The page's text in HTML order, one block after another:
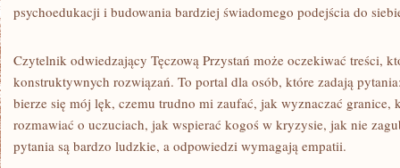
psychoedukacji i budowania bardziej świadomego podejścia do
Czytelnik odwiedzający Tęczową Przystań może oczekiwać treści,
konstruktywnych rozwiązań. To portal dla osób, które zadają
bierze się mój lęk, czemu trudno mi zaufać, jak wyznaczać granice,
rozmawiać o uczuciach, jak wspierać kogoś w kryzysie, jak nie
pytania są bardzo ludzkie, a odpowiedzi wymagają empatii.